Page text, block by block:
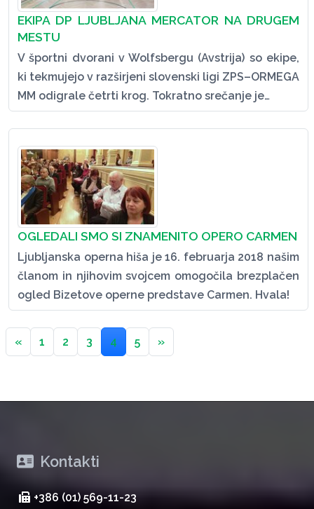
EKIPA DP LJUBLJANA MERCATOR NA DRUGEM
MESTU
V športni dvorani v Wolfsbergu (Avstrija) so ekipe,
ki tekmujejo v razširjeni slovenski ligi ZPS–ORMEGA
MM odigrale četrti krog. Tokratno srečanje je…
OGLEDALI SMO SI ZNAMENITO OPERO CARMEN
Ljubljanska operna hiša je 16. februarja 2018 našim
članom in njihovim svojcem omogočila brezplačen
ogled Bizetove operne predstave Carmen. Hvala!
« 1 2 3 4 5 »
Kontakti
+386 (01) 569-11-23